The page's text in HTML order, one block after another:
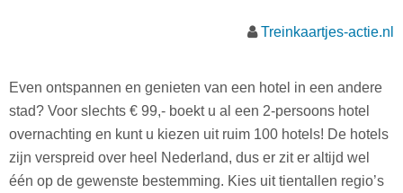
Treinkaartjes-actie.nl
Even ontspannen en genieten van een hotel in een andere
stad? Voor slechts € 99,- boekt u al een 2-persoons hotel
overnachting en kunt u kiezen uit ruim 100 hotels! De hotels
zijn verspreid over heel Nederland, dus er zit er altijd wel
één op de gewenste bestemming. Kies uit tientallen regio’s